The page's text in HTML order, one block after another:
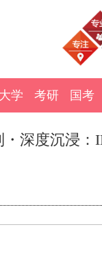
大学 考研 国考
深度沉浸